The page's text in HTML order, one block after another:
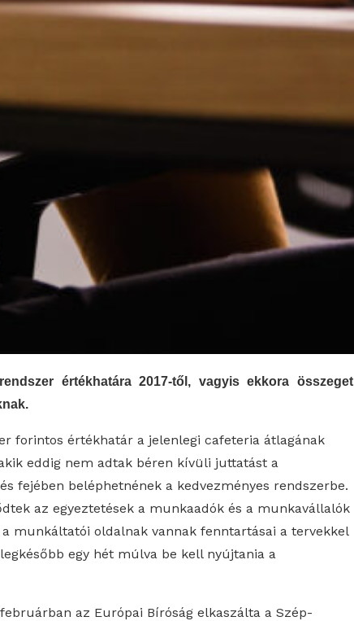
értékhatára 2017-től, vagyis ekkora összeget
forintos értékhatár a jelenlegi cafeteria átlagának
eddig nem adtak béren kívüli juttatást a
fejében beléphetnének a kedvezményes rendszerbe.
az egyeztetések a munkaadók és a munkavállalók
munkáltatói oldalnak vannak fenntartásai a tervekkel
egy hét múlva be kell nyújtania a
az Európai Bíróság elkaszálta a Szép-